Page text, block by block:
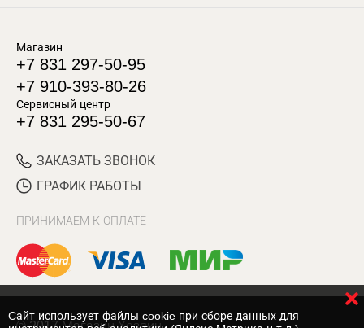
Магазин
+7 831 297-50-95
+7 910-393-80-26
Сервисный центр
+7 831 295-50-67
ЗАКАЗАТЬ ЗВОНОК
ГРАФИК РАБОТЫ
ПРИНИМАЕМ К ОПЛАТЕ
Cайт использует файлы cookie при сборе данных для